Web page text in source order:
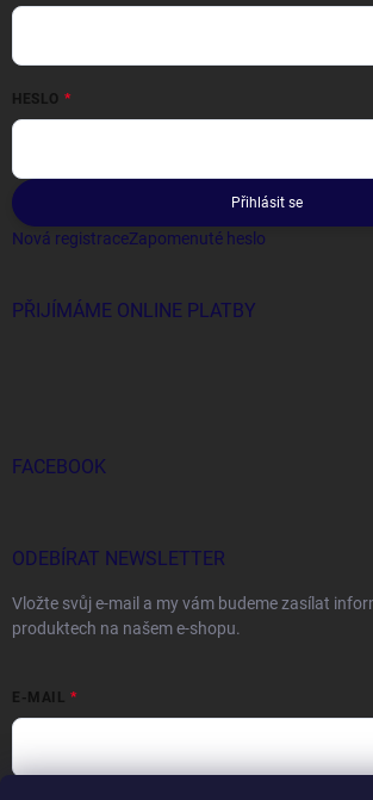
HESLO
Přihlásit se
Nová registraceZapomenuté heslo
PŘIJÍMÁME ONLINE PLATBY
FACEBOOK
ODEBÍRAT NEWSLETTER
Vložte svůj e-mail a my vám budeme zasílat
produktech na našem e-shopu.
E-MAIL